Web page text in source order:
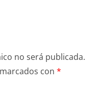
no será publicada.
con *